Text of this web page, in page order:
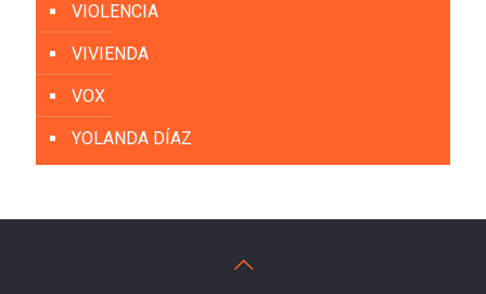
VIOLENCIA
VIVIENDA
VOX
YOLANDA DÍAZ